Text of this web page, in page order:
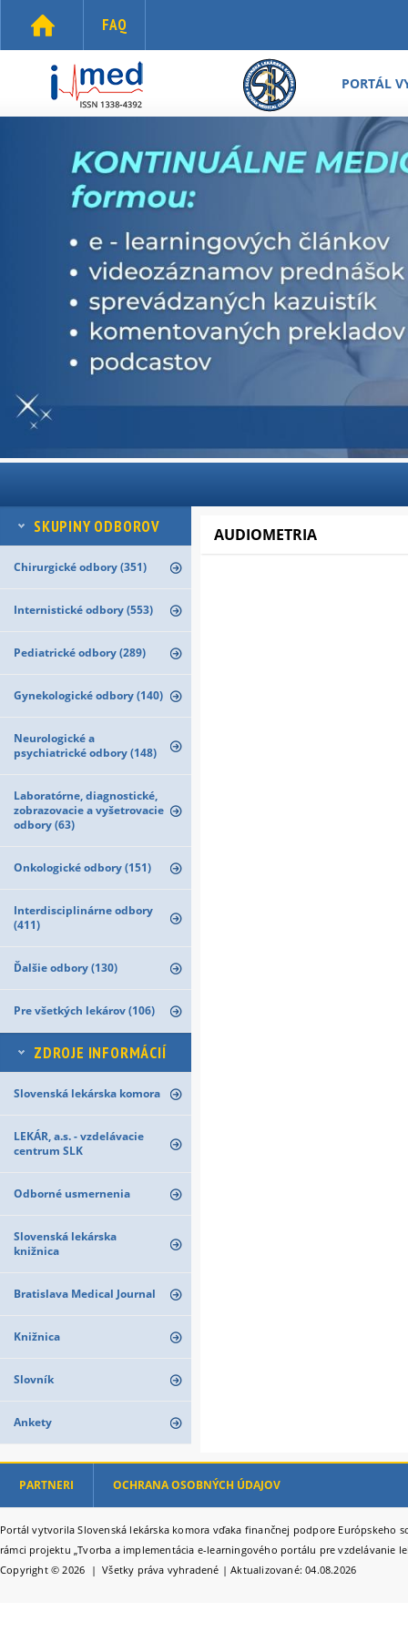
FAQ
PORTÁL
SKUPINY ODBOROV
Chirurgické odbory (351)
Internistické odbory (553)
Pediatrické odbory (289)
Gynekologické odbory (140)
Neurologické a
psychiatrické odbory (148)
Laboratórne, diagnostické,
zobrazovacie a vyšetrovacie
odbory (63)
Onkologické odbory (151)
Interdisciplinárne odbory
(411)
Ďalšie odbory (130)
Pre všetkých lekárov (106)
ZDROJE INFORMÁCIÍ
Slovenská lekárska komora
LEKÁR, a.s. - vzdelávacie
centrum SLK
Odborné usmernenia
Slovenská lekárska
knižnica
Bratislava Medical Journal
Knižnica
Slovník
Ankety
AUDIOMETRIA
PARTNERI OCHRANA OSOBNÝCH ÚDAJOV
Portál vytvorila Slovenská lekárska komora vďaka finančnej podpore Európskeho
rámci projektu „Tvorba a implementácia e-learningového portálu pre vzdelávanie
Copyright © 2026 | Všetky práva vyhradené | Aktualizované: 04.08.2026